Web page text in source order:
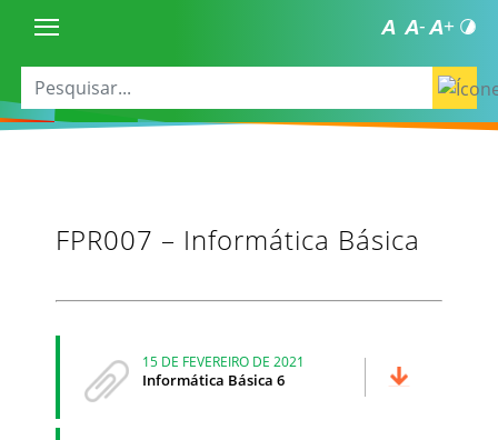
FPR007 – Informática Básica
15 DE FEVEREIRO DE 2021
Informática Básica 6